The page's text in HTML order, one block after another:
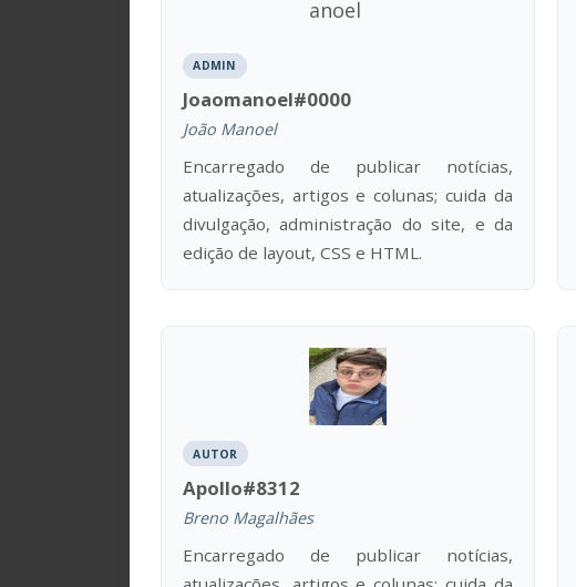
ADMIN
Joaomanoel#0000
João Manoel
Encarregado de publicar notícias,
atualizações, artigos e colunas; cuida da
divulgação, administração do site, e da
edição de layout, CSS e HTML.
AUTOR
Apollo#8312
Breno Magalhães
Encarregado de publicar notícias,